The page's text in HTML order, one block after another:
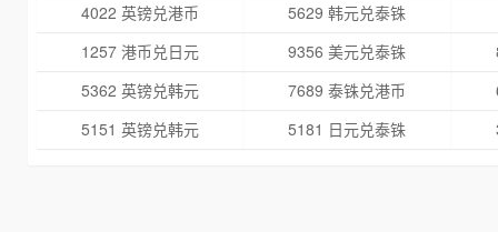
4022 英镑兑港币
5629 韩元兑泰铢
1257 港币兑日元
9356 美元兑泰铢
5362 英镑兑韩元
7689 泰铢兑港币
5151 英镑兑韩元
5181 日元兑泰铢